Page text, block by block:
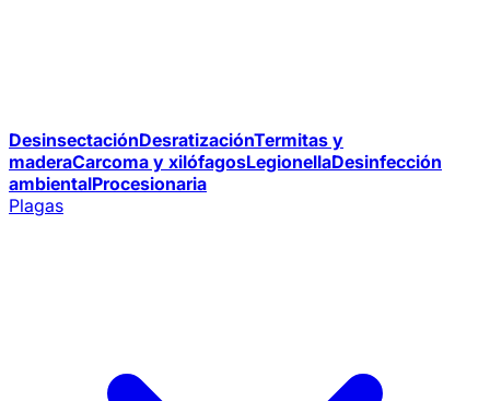
DesinsectaciónDesratizaciónTermitas y
maderaCarcoma y xilófagosLegionellaDesinfección
ambientalProcesionaria
Plagas